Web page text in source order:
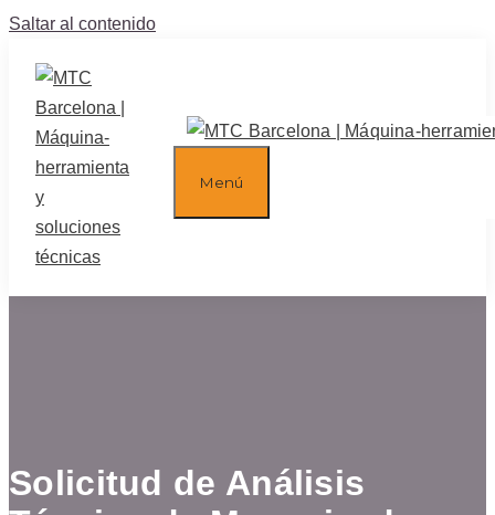
Saltar al contenido
Menú
Solicitud de Análisis